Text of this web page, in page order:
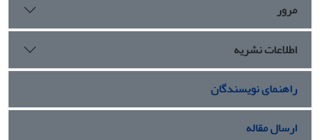
مرور
اطلاعات نشریه
راهنمای نویسندگان
ارسال مقاله